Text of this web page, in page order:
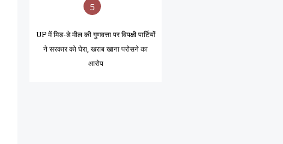
5
UP में मिड-डे मील की गुणवत्ता पर विपक्षी पार्टियों
ने सरकार को घेरा, खराब खाना परोसने का
आरोप